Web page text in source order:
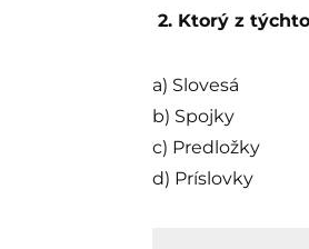
2. Ktorý z
a) Slovesá
b) Spojky
c) Predložky
d) Príslovky